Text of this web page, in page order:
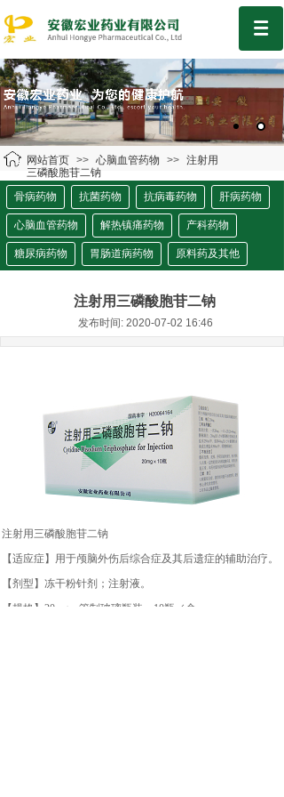
网站首页 >> 心脑血管药物 >> 注射用
三磷酸胞苷二钠
骨病药物
抗菌药物 抗病毒药物 肝病药物
心脑血管药物 解热镇痛药物 产科药物
糖尿病药物 胃肠道病药物 原料药及其他
注射用三磷酸胞苷二钠
发布时间: 2020-07-02 16:46
注射用三磷酸胞苷二钠
【适应症】用于颅脑外伤后综合症及其后遗症的辅助治疗。
【剂型】冻干粉针剂；注射液。
【规格】20mg，管制玻璃瓶装，10瓶／盒。